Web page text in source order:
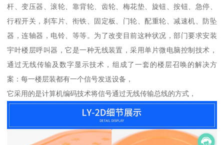
杆、变压器、滚轮、靠背轮、齿轮、梅花垫、旋钮、按钮、急停、
行程开关，刹车片、衔铁、固定板、门轮、配重轮、减速机、防坠
器，连轴器，电铃、等等。为了改变目前这种状况，部门要求安装
宇叶楼层呼叫器，它是一种无线装置，采用单片微电脑控制技术，
通过无线传输及数字显示技术，组成了一套的楼层召唤的解决方
案：每一楼层装都有一个信号发送设备，
它采用的是计算机编码技术将信号通过无线传输总线的方式，